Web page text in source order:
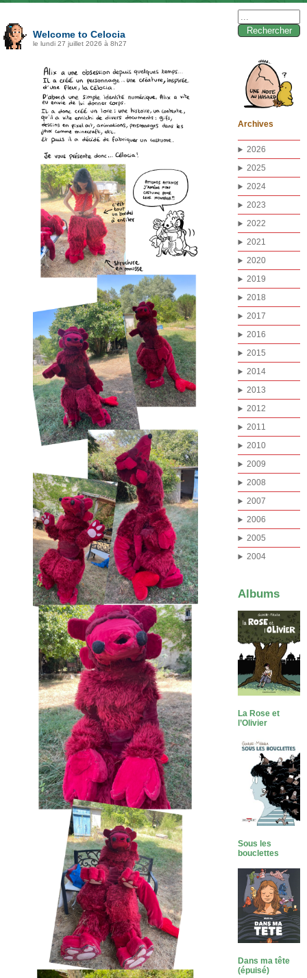
Welcome to Celocia
le lundi 27 juillet 2026 à 8h27
Archives
2026
2025
2024
2023
2022
2021
2020
2019
2018
2017
2016
2015
2014
2013
2012
2011
2010
2009
2008
2007
2006
2005
2004
Albums
La Rose et
l’Olivier
Sous les
bouclettes
Dans ma tête
(épuisé)